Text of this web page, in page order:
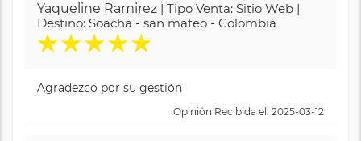
Yaqueline Ramirez | Tipo Venta: Sitio Web |
Destino: Soacha - san mateo - Colombia
★★★★★
Agradezco por su gestión
Opinión Recibida el: 2025-03-12